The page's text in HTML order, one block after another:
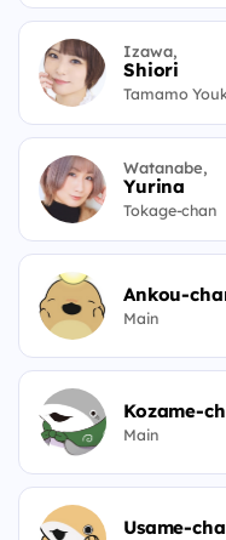
Izawa,
Shiori
Tamamo
Watanabe,
Yurina
Tokage-chan
Ankou-
Main
Kozame-
Main
Usame-